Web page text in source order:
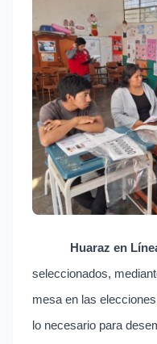
Huaraz en
seleccionados,
mesa en las
lo necesario para